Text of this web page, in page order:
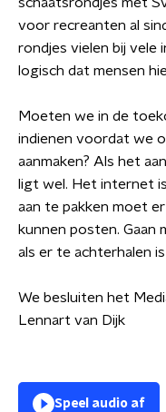
voor recreanten al
rondjes vielen bij vele
logisch dat mensen
Moeten we in de
indienen voordat we
aanmaken? Als het
ligt wel. Het internet
aan te pakken moet
kunnen posten.
als er te achterhalen
We besluiten het
Lennart van Dijk
Speel audio af